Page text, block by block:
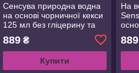
Сенсува природна водна
на основі чорничної кекси
125 мл без гліцерину та
889₴
Купити
На
889